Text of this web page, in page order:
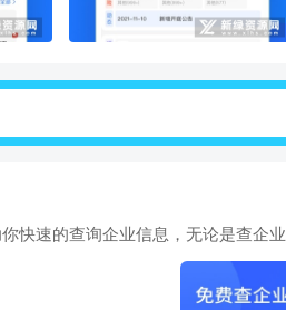
快速的查询企业信息，无论是查